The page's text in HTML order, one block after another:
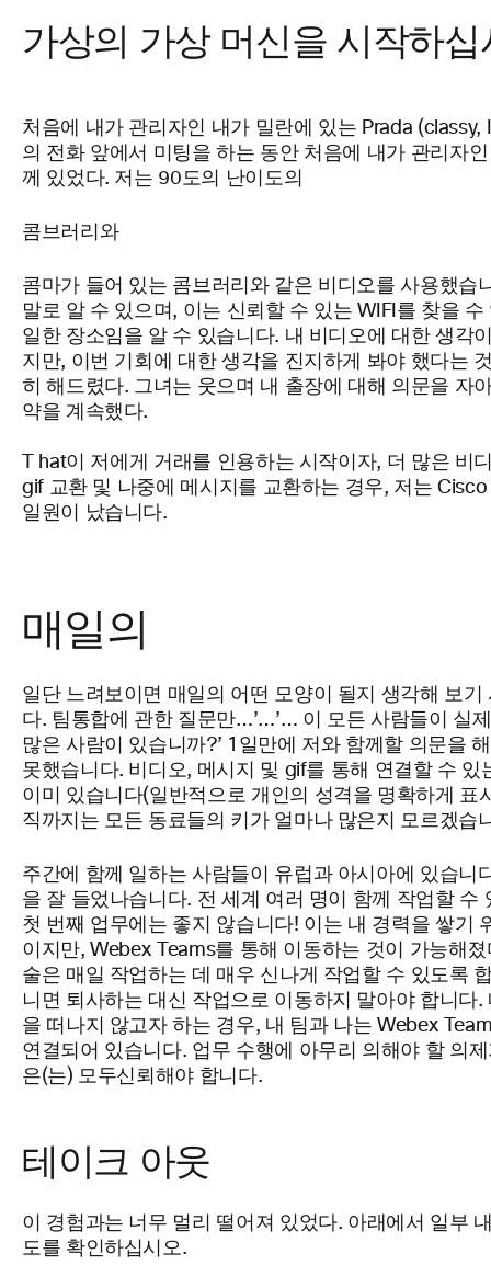
가상의 가상 머신을 시작하십
처음에 내가 관리자인 내가 밀란에 있는 Prada (classy,
의 전화 앞에서 미팅을 하는 동안 처음에 내가 관리자
께 있었다. 저는 90도의 난이도의
콤브러리와
콤마가 들어 있는 콤브러리와 같은 비디오를 사용했습
말로 알 수 있으며, 이는 신뢰할 수 있는WIFI를 찾을 수
일한 장소임을 알 수 있습니다. 내 비디오에 대한 생각
지만, 이번 기회에 대한 생각을 진지하게 봐야 했다는
히 해드렸다. 그녀는 웃으며 내 출장에 대해 의문을 자
약을 계속했다.
T hat이 저에게 거래를 인용하는 시작이자, 더 많은 비
gif 교환 및 나중에 메시지를 교환하는 경우, 저는
일원이 났습니다.
매일의
일단 느려보이면 매일의 어떤 모양이 될지 생각해 보기
다. 팀통합에 관한 질문만…’…’… 이 모든 사람들이 실
많은 사람이 있습니까?’ 1일만에 저와 함께할 의문을
못했습니다. 비디오, 메시지 및 gif를 통해 연결할 수 있
이미 있습니다(일반적으로 개인의 성격을 명확하게
표
직까지는 모든 동료들의 키가 얼마나 많은지
모르겠습
주간에 함께 일하는 사람들이 유럽과 아시아에 있습니
을 잘 들었나습니다. 전 세계 여러 명이 함께 작업할 수
첫 번째 업무에는 좋지 않습니다! 이는 내 경력을 쌓기
이지만, Webex Teams를 통해 이동하는 것이 가능해졌
술은 매일 작업하는 데 매우 신나게 작업할 수 있도록
니면 퇴사하는 대신 작업으로 이동하지 말아야 합니다.
을 떠나지 않고자 하는 경우, 내 팀과 나는Webex
연결되어 있습니다. 업무 수행에 아무리 의해야 할 의
은(는) 모두신뢰해야 합니다.
테이크 아웃
이 경험과는 너무 멀리 떨어져 있었다. 아래에서 일부
도를 확인하십시오.